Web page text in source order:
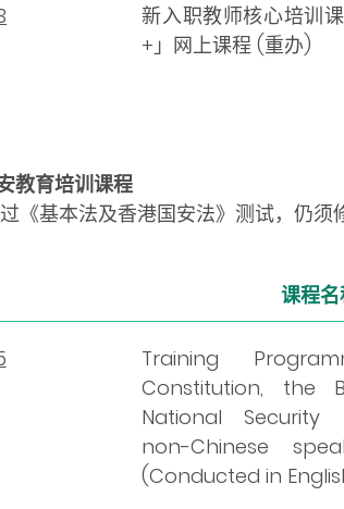
新入职教师核心培训
+」网上课程 (重办)
教育培训课程
《基本法及香港国安法》测试，仍须
课程
Training
Constitution, the
National Security
non-Chinese
(Conducted in